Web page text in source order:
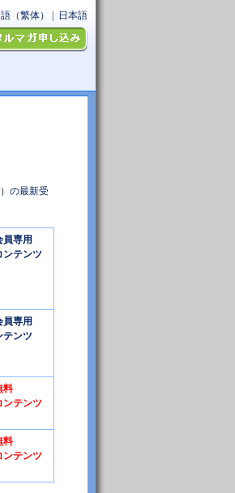
の最新受
員専用
ンテンツ
員専用
テンツ
料
ンテンツ
料
ンテンツ